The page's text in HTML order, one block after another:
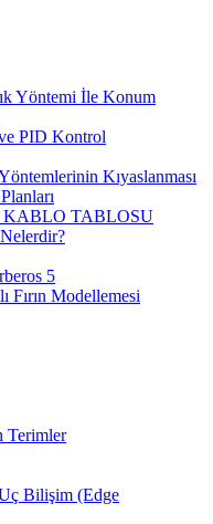
Yöntemi İle Konum
PID Kontrol
Kıyaslanması
KABLO TABLOSU
5
Fırın Modellemesi
Terimler
Bilişim (Edge